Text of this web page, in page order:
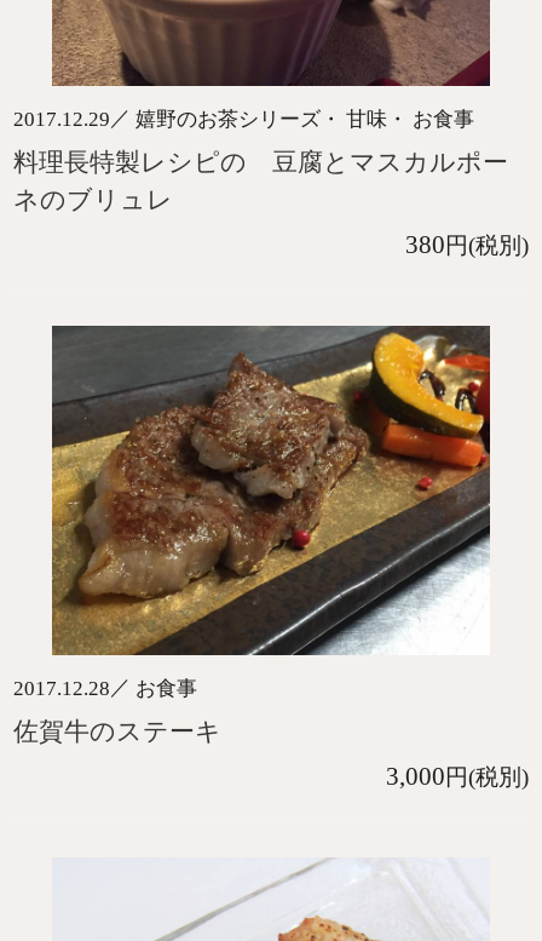
2017.12.29 ／嬉野のお茶シリーズ・ 甘味・ お食事
料理長特製レシピの 豆腐とマスカルポー
ネのブリュレ
380円(税別)
2017.12.28 ／ お食事
佐賀牛のステーキ
3,000円(税別)